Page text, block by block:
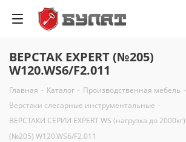
ВЕРСТАК EXPERT (№205)
W120.WS6/F2.011
Главная - Каталог - Производственная мебель -
Верстаки слесарные инструментальные -
ВЕРСТАКИ СЕРИИ EXPERT WS (нагрузка до 2000кг)
(№205) W120.WS6/F2.011